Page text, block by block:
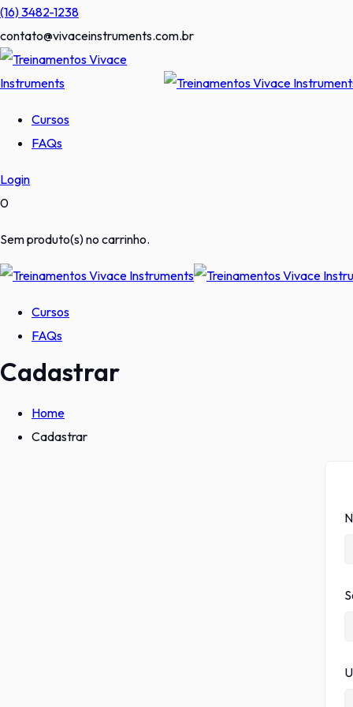
Pular
para
o
conteúdo
(16) 3482-1238
contato@vivaceinstruments.com.br
Cursos
FAQs
Login
0
Sem produto(s) no carrinho.
Cursos
FAQs
Cadastrar
Home
Cadastrar